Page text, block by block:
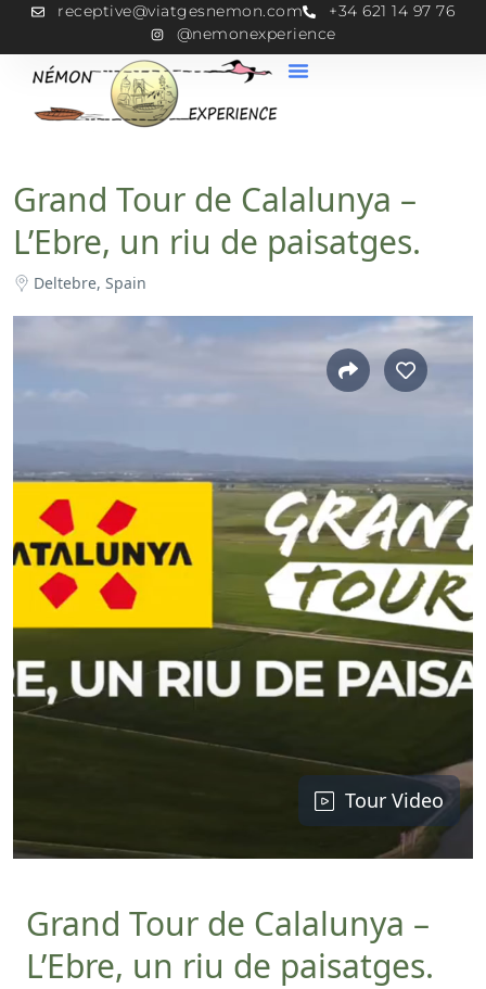
receptive@viatgesnemon.com
+34 621 14 97 76
@nemonexperience
Grand Tour de Calalunya –
L’Ebre, un riu de paisatges.
Deltebre, Spain
Tour Video
Grand Tour de Calalunya –
L’Ebre, un riu de paisatges.